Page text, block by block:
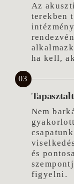
Az
terekben
ha kell,
03
Nem
és
figyelni.